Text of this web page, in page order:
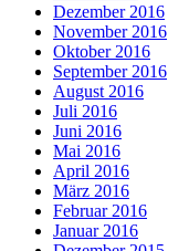
Dezember 2016
November 2016
Oktober 2016
September 2016
August 2016
Juli 2016
Juni 2016
Mai 2016
April 2016
März 2016
Februar 2016
Januar 2016